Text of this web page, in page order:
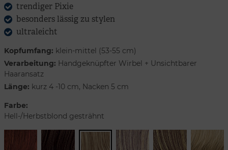
trendiger Pixie
besonders lässig zu stylen
ultraleicht
Kopfumfang: klein-mittel (53-55 cm)
Verarbeitung: Handgeknüpfter Wirbel + Unsichtbarer
Haaransatz
Länge: kurz 4 -10 cm, Nacken 5 cm
Farbe:
Hell-/Herbstblond gesträhnt